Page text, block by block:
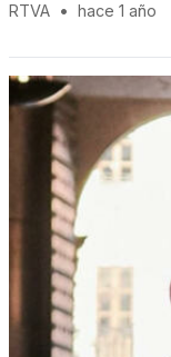
RTVA • hace 1 año